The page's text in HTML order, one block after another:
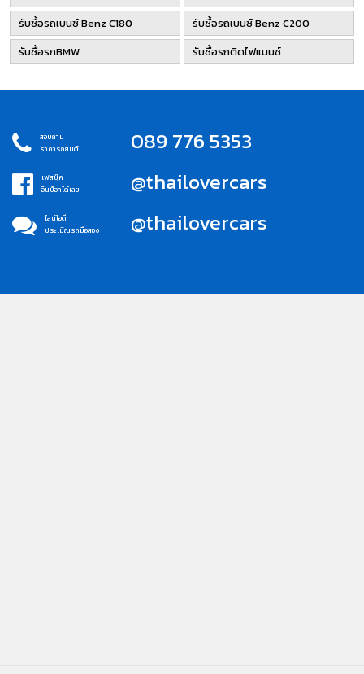
รับซื้อรถเบนซ์ Benz C180
รับซื้อรถเบนซ์ Benz C200
รับซื้อรถBMW
รับซื้อรถติดไฟแนนซ์
สอบถาม
ราคารถยนต์
089 776 5353
เฟสบุ๊ค
อินบ็อกได้เลย
@thailovercars
ไลน์ไอดี
ประเมิณรถมือสอง
@thailovercars